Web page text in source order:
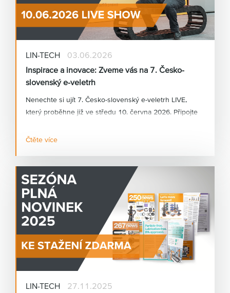
LIN-TECH
03.06.2026
Inspirace a inovace: Zveme vás na 7. Česko-
slovenský e-veletrh
Nenechte si ujít 7. Česko-slovenský e-veletrh LIVE,
který proběhne již ve středu 10. června 2026. Připojte
stánku igus® v Kolíně nad Rýnem. Naši specialisté vám
Čtěte více
LIN-TECH
27.11.2025